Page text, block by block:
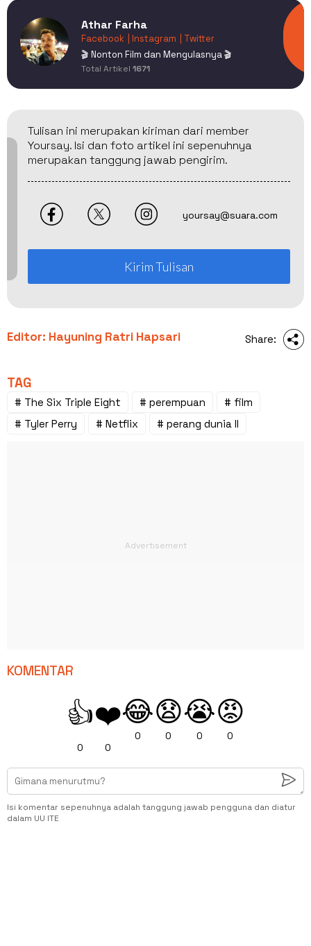
Athar Farha
Facebook | Instagram
| Twitter
🎬 Nonton Film dan Mengulasnya 🎬
Total Artikel 1671
Tulisan ini merupakan kiriman dari member
Yoursay. Isi dan foto artikel ini sepenuhnya
merupakan tanggung jawab pengirim.
yoursay@suara.com
Kirim Tulisan
Editor: Hayuning Ratri Hapsari Share:
TAG
# The Six Triple Eight # perempuan
# film
# Tyler Perry
# Netflix # perang dunia II
KOMENTAR
👍
0
❤️
0
😂
0
😧
0
😭
0
😡
0
Isi komentar sepenuhnya adalah tanggung jawab pengguna dan diatur
dalam UU ITE